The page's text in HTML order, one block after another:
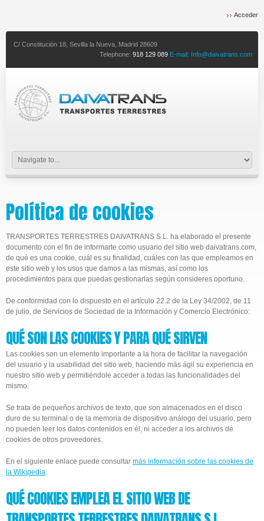
Acceder
C/ Constitución 18, Sevilla la Nueva, Madrid 28609
Telephone: 918 129 089 E-mail: Info@daivatrans.com
Política de cookies
TRANSPORTES TERRESTRES DAIVATRANS S.L. ha elaborado el presente
documento con el fin de informarte como usuario del sitio web daivatrans.com,
de qué es una cookie, cuál es su finalidad, cuáles con las que empleamos en
este sitio web y los usos que damos a las mismas, así como los
procedimientos para que puedas gestionarlas según consideres oportuno.
De conformidad con lo dispuesto en el artículo 22.2 de la Ley 34/2002, de 11
de julio, de Servicios de Sociedad de la Información y Comercio Electrónico:
QUÉ SON LAS COOKIES Y PARA QUÉ SIRVEN
Las cookies son un elemento importante a la hora de facilitar la navegación
del usuario y la usabilidad del sitio web, haciendo más ágil su experiencia en
nuestro sitio web y permitiéndole acceder a todas las funcionalidades del
mismo.
Se trata de pequeños archivos de texto, que son almacenados en el disco
duro de su terminal o de la memoria de dispositivo análogo del usuario, pero
no pueden leer los datos contenidos en él, ni acceder a los archivos de
cookies de otros proveedores.
En el siguiente enlace puede consultar más información sobre las cookies de
la Wikipedia.
QUÉ COOKIES EMPLEA EL SITIO WEB DE